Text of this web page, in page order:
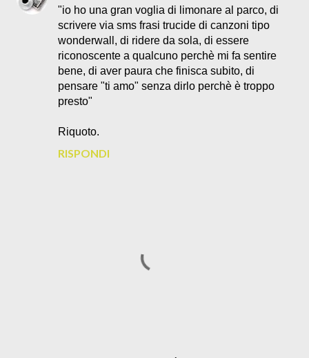
"io ho una gran voglia di limonare al parco, di
scrivere via sms frasi trucide di canzoni tipo
wonderwall, di ridere da sola, di essere
riconoscente a qualcuno perchè mi fa sentire
bene, di aver paura che finisca subito, di
pensare "ti amo" senza dirlo perchè è troppo
presto"
Riquoto.
RISPONDI